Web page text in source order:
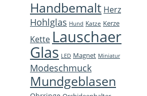
Handbemalt Herz
Hohlglas Hund Katze Kerze
Kette Lauschaer
Glas LED Magnet Miniatur
Modeschmuck
Mundgeblasen